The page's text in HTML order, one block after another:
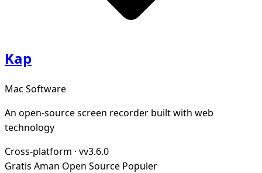
Kap
Mac Software
An open-source screen recorder built with web
technology
Cross-platform · vv3.6.0
Gratis Aman Open Source Populer